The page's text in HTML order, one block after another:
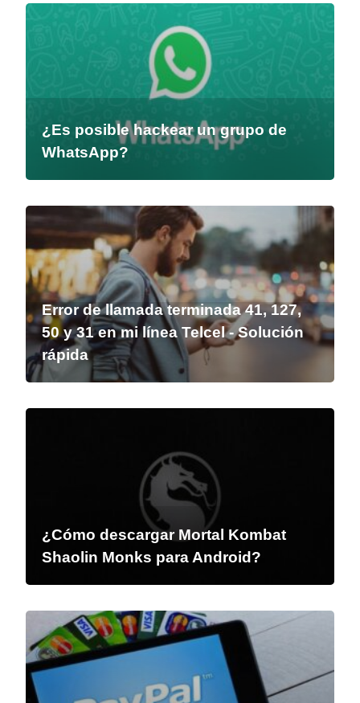
¿Es posible hackear un grupo de
WhatsApp?
Error de llamada terminada 41, 127,
50 y 31 en mi línea Telcel - Solución
rápida
¿Cómo descargar Mortal Kombat
Shaolin Monks para Android?